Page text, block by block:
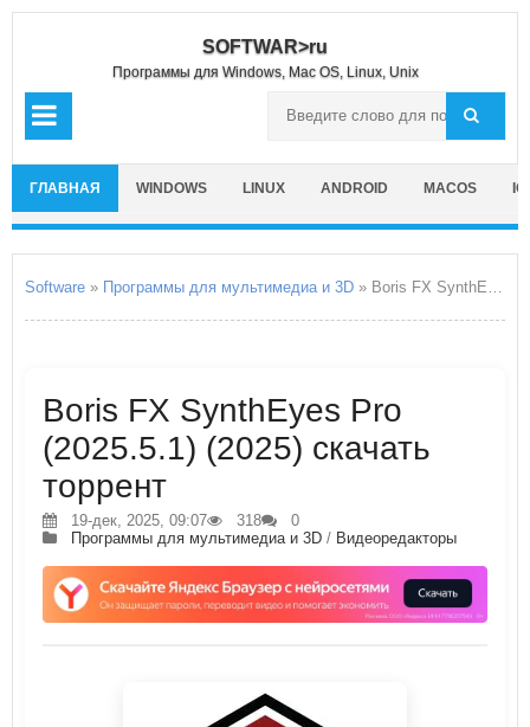
SOFTWAR>ru
Программы для Windows, Mac OS, Linux, Unix
ГЛАВНАЯ WINDOWS LINUX ANDROID MACOS
Software » Программы для мультимедиа и 3D » Boris FX SynthEyes Pro
Boris FX SynthEyes Pro
(2025.5.1) (2025) скачать
торрент
19-дек, 2025, 09:07 318
0
Программы для мультимедиа и 3D / Видеоредакторы